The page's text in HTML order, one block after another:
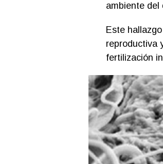
ambiente del
Este
reproductiva
fertilización